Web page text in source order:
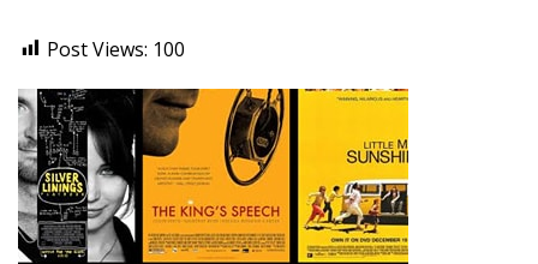
Post Views: 100